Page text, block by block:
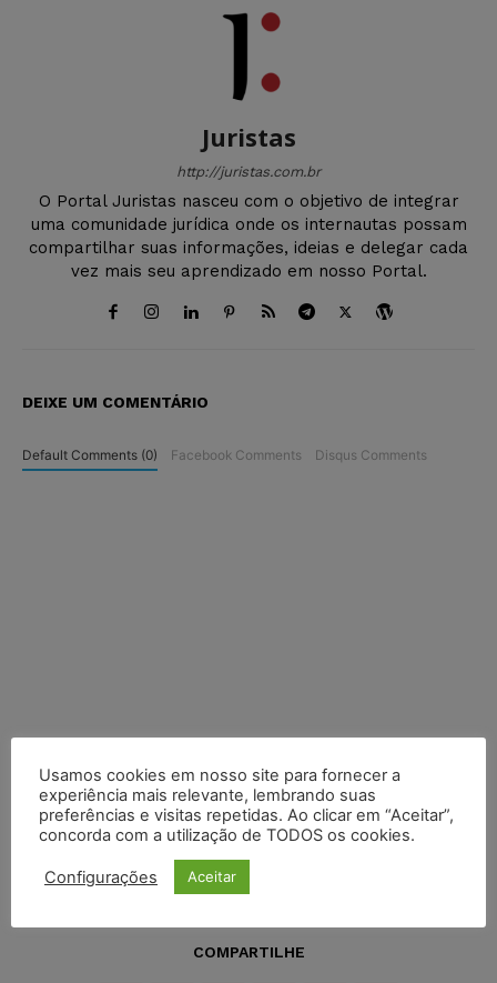
Juristas
http://juristas.com.br
O Portal Juristas nasceu com o objetivo de integrar
uma comunidade jurídica onde os internautas possam
compartilhar suas informações, ideias e delegar cada
vez mais seu aprendizado em nosso Portal.
DEIXE UM COMENTÁRIO
Default Comments (0) Facebook Comments Disqus Comments
COMPARTILHE
Usamos cookies em nosso site para fornecer a
experiência mais relevante, lembrando suas
preferências e visitas repetidas. Ao clicar em “Aceitar”,
concorda com a utilização de TODOS os cookies.
Configurações Aceitar